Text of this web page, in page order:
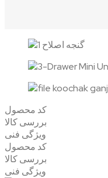
کد محصول
بررسی کالا
ویژگی فنی
کد محصول
بررسی کالا
ویژگی فنی